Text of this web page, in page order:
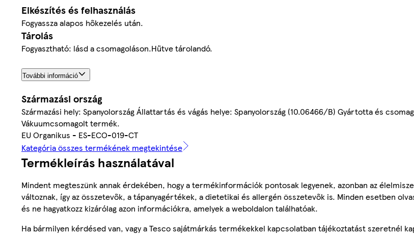
Elkészítés és felhasználás
Fogyassza alapos hőkezelés után.
Tárolás
Fogyasztható: lásd a csomagoláson.Hűtve tárolandó.
További információ
Származási ország
Származási hely: Spanyolország Állattartás és vágás helye: Spanyolország (10.06466/B) Gyártotta és
Vákuumcsomagolt termék.
EU Organikus - ES-ECO-019-CT
Kategória összes termékének megtekintése
Termékleírás használatával
Mindent megteszünk annak érdekében, hogy a termékinformációk pontosak legyenek, azonban az
változnak, így az összetevők, a tápanyagértékek, a dietetikai és allergén összetevők is. Minden esetben
és ne hagyatkozz kizárólag azon információkra, amelyek a weboldalon találhatóak.
Ha bármilyen kérdésed van, vagy a Tesco sajátmárkás termékekkel kapcsolatban tájékoztatást szeretnél